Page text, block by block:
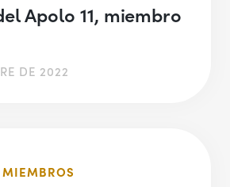
Apolo 11, miembro
DE 2022